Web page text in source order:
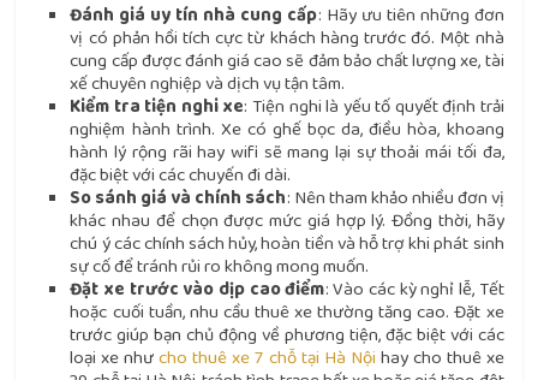
Đánh giá uy tín nhà cung cấp: Hãy ưu tiên những đơn
vị có phản hồi tích cực từ khách hàng trước đó. Một nhà
cung cấp được đánh giá cao sẽ đảm bảo chất lượng xe, tài
xế chuyên nghiệp và dịch vụ tận tâm.
Kiểm tra tiện nghi xe: Tiện nghi là yếu tố quyết định trải
nghiệm hành trình. Xe có ghế bọc da, điều hòa, khoang
hành lý rộng rãi hay wifi sẽ mang lại sự thoải mái tối đa,
đặc biệt với các chuyến đi dài.
So sánh giá và chính sách: Nên tham khảo nhiều đơn vị
khác nhau để chọn được mức giá hợp lý. Đồng thời, hãy
chú ý các chính sách hủy, hoàn tiền và hỗ trợ khi phát sinh
sự cố để tránh rủi ro không mong muốn.
Đặt xe trước vào dịp cao điểm: Vào các kỳ nghỉ lễ, Tết
hoặc cuối tuần, nhu cầu thuê xe thường tăng cao. Đặt xe
trước giúp bạn chủ động về phương tiện, đặc biệt với các
loại xe nhưcho thuê xe 7 chỗ tại Hà Nội hay cho thuê xe